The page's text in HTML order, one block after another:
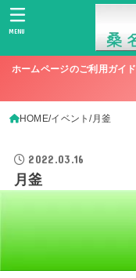
MENU
ホームページのご利用ガイ
HOME イベント 月釜
2022.03.16
月釜